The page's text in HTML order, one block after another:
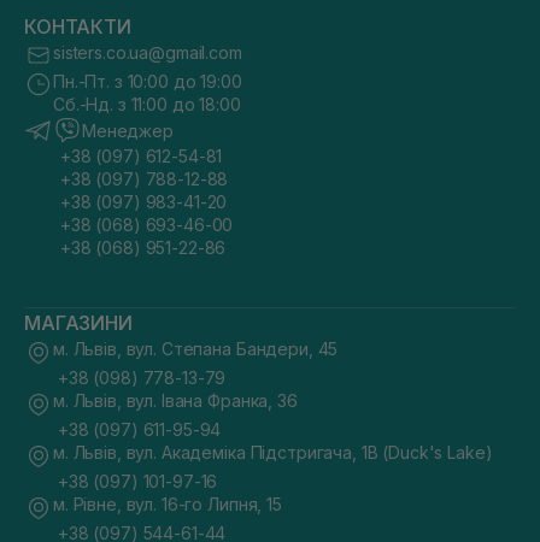
КОНТАКТИ
sisters.co.ua@gmail.com
Пн.-Пт. з 10:00 до 19:00
Сб.-Нд. з 11:00 до 18:00
Менеджер
+38 (097) 612-54-81
+38 (097) 788-12-88
+38 (097) 983-41-20
+38 (068) 693-46-00
+38 (068) 951-22-86
МАГАЗИНИ
м. Львів, вул. Степана Бандери, 45
+38 (098) 778-13-79
м. Львів, вул. Івана Франка, 36
+38 (097) 611-95-94
м. Львів, вул. Академіка Підстригача, 1В (Duck's Lake)
+38 (097) 101-97-16
м. Рівне, вул. 16-го Липня, 15
+38 (097) 544-61-44